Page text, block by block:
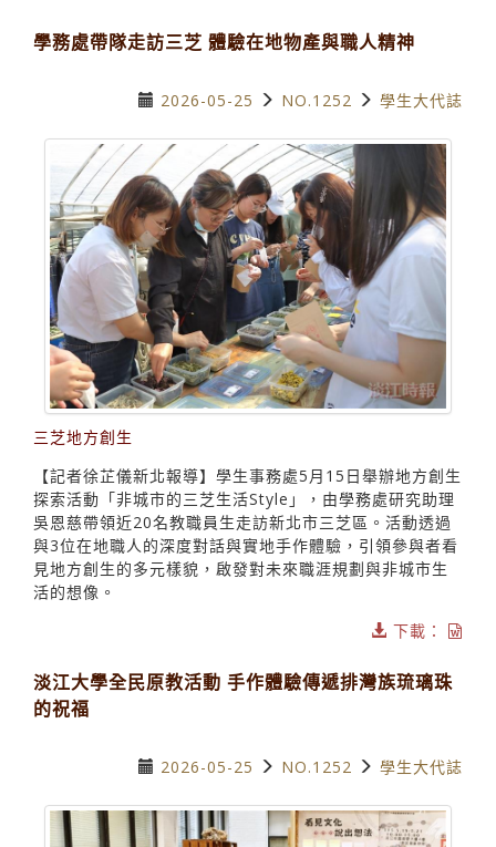
學務處帶隊走訪三芝 體驗在地物產與職人精神
2026-05-25 NO.1252 學生大代誌
三芝地方創生
【記者徐芷儀新北報導】學生事務處5月15日舉辦地方創生
探索活動「非城市的三芝生活Style」，由學務處研究助理
吳恩慈帶領近20名教職員生走訪新北市三芝區。活動透過
與3位在地職人的深度對話與實地手作體驗，引領參與者看
見地方創生的多元樣貌，啟發對未來職涯規劃與非城市生
活的想像。
下載：
淡江大學全民原教活動 手作體驗傳遞排灣族琉璃珠
的祝福
2026-05-25 NO.1252 學生大代誌